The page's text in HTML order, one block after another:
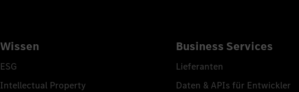
Wissen
ESG
Intellectual Property
Business Services
Lieferanten
Daten & APIs für Entwickler